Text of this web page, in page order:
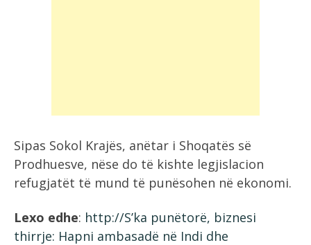
Sipas Sokol Krajës, anëtar i Shoqatës së
Prodhuesve, nëse do të kishte legjislacion
refugjatët të mund të punësohen në ekonomi.
Lexo edhe: http://S’ka punëtorë, biznesi
thirrje: Hapni ambasadë në Indi dhe